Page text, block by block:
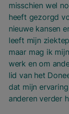
misschien wel
heeft gezorgd
nieuwe kansen
leeft mijn
maar mag ik
werk en om
lid van het
dat mijn
anderen verder